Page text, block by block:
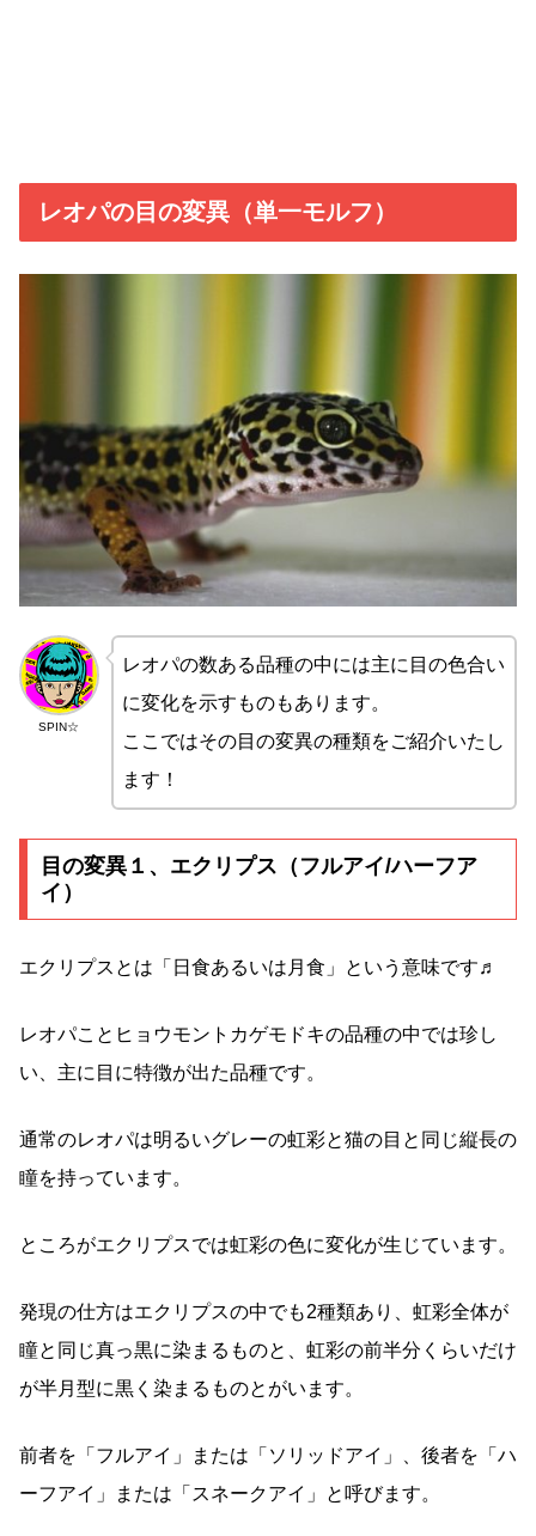
レオパの目の変異（単一モルフ）
SPIN☆
レオパの数ある品種の中には主に目の色合い
に変化を示すものもあります。
ここではその目の変異の種類をご紹介いたし
ます！
目の変異１、エクリプス（フルアイ/ハーフア
イ）
エクリプスとは「日食あるいは月食」という意味です♬
レオパことヒョウモントカゲモドキの品種の中では珍し
い、主に目に特徴が出た品種です。
通常のレオパは明るいグレーの虹彩と猫の目と同じ縦長の
瞳を持っています。
ところがエクリプスでは虹彩の色に変化が生じています。
発現の仕方はエクリプスの中でも2種類あり、虹彩全体が
瞳と同じ真っ黒に染まるものと、虹彩の前半分くらいだけ
が半月型に黒く染まるものとがいます。
前者を「フルアイ」または「ソリッドアイ」、後者を「ハ
ーフアイ」または「スネークアイ」と呼びます。